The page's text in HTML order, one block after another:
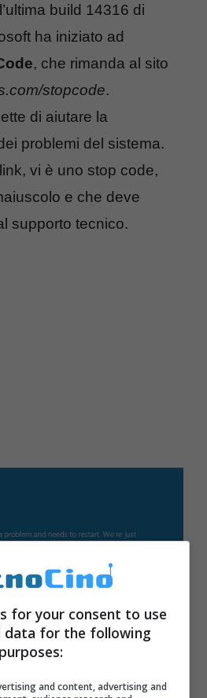
build 14316 di
ha iniziato ad
, che rimanda al sito
stopcode.
di aiutare la
problemi del sistema.
vi è uno stop code,
e che deve
supporto tecnico.
web segnalata dal codice
for your consent to use
data for the following
purposes:
and content, advertising and